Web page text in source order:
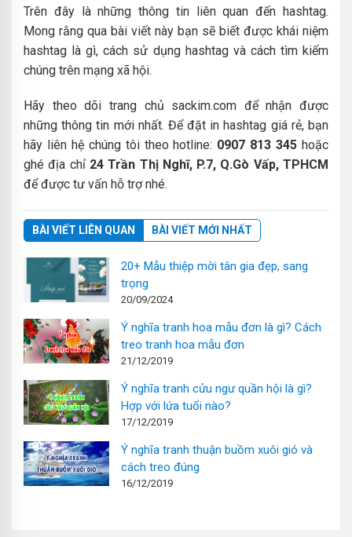
Trên đây là những thông tin liên quan đến hashtag.
Mong rằng qua bài viết này bạn sẽ biết được khái niệm
hashtag là gì, cách sử dụng hashtag và cách tìm kiếm
chúng trên mạng xã hội.
Hãy theo dõi trang chủ sackim.com để nhận được
những thông tin mới nhất. Để đặt in hashtag giá rẻ, bạn
hãy liên hệ chúng tôi theo hotline: 0907 813 345 hoặc
ghé địa chỉ 24 Trần Thị Nghĩ, P.7, Q.Gò Vấp, TPHCM
để được tư vấn hỗ trợ nhé.
BÀI VIẾT LIÊN QUAN BÀI VIẾT MỚI NHẤT
20+ Mẫu thiệp mời tân gia đẹp, sang
trọng
20/09/2024
Ý nghĩa tranh hoa mẫu đơn là gì? Cách
treo tranh hoa mẫu đơn
21/12/2019
Ý nghĩa tranh cửu ngư quần hội là gì?
Hợp với lứa tuổi nào?
17/12/2019
Ý nghĩa tranh thuận buồm xuôi gió và
cách treo đúng
16/12/2019